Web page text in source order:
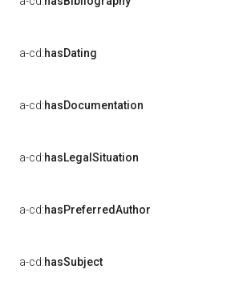
a-cd:hasDating
a-cd:hasDocumentation
a-cd:hasLegalSituation
a-cd:hasPreferredAuthor
a-cd:hasSubject